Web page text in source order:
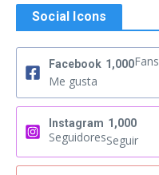
Social Icons
Facebook 1,000Fans
Me gusta
Instagram 1,000
SeguidoresSeguir